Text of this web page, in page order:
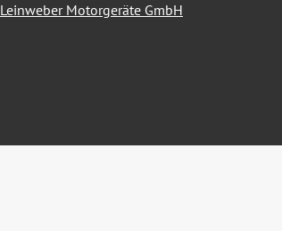
Leinweber Motorgeräte GmbH